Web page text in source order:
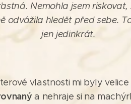
Nemohla jsem
odvážila hledět před sebe.
jen jedinkrát.
vlastnosti mi byly
a nehraje si na